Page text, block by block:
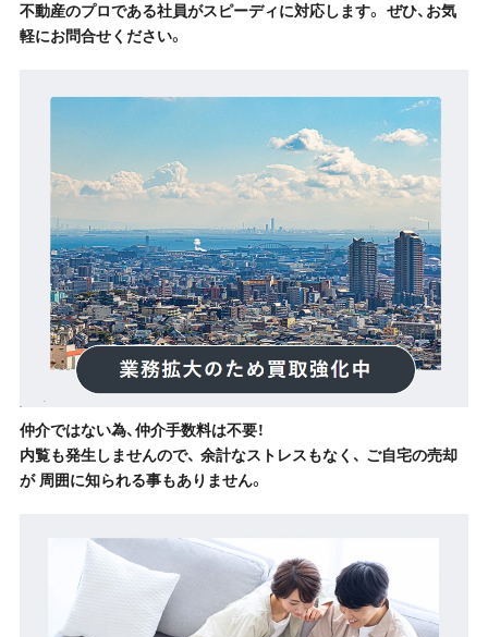
不動産のプロである社員がスピーディに対応します。 ぜひ、お気
軽にお問合せください。
仲介ではない為、仲介手数料は不要！
内覧も発生しませんので、 余計なストレスもなく、 ご自宅の売却
が 周囲に知られる事もありません。